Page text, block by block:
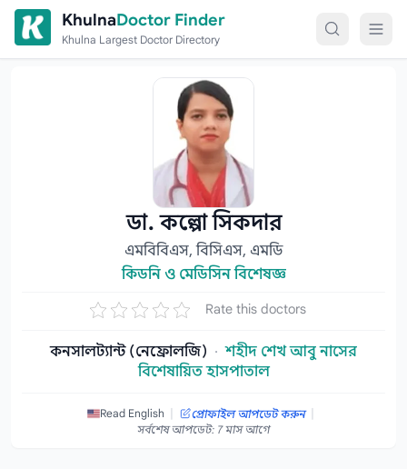
Skip to content
KhulnaDoctor Finder
Khulna Largest Doctor Directory
ডা. কল্পো সিকদার
এমবিবিএস, বিসিএস, এমডি
কিডনি ও মেডিসিন বিশেষজ্ঞ
Rate this doctors
কনসালট্যান্ট (নেফ্রোলজি) · শহীদ শেখ আবু নাসের
বিশেষায়িত হাসপাতাল
Read English | প্রোফাইল আপডেট করুন |
সর্বশেষ আপডেট: 7 মাস আগে